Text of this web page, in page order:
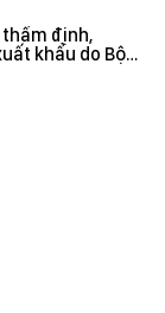
định,
khẩu do Bộ